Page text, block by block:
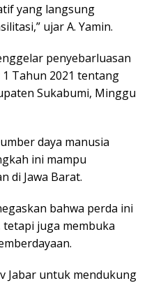
yang langsung
ujar A. Yamin.
penyebarluasan
Tahun 2021 tentang
Sukabumi, Minggu
daya manusia
ini mampu
di Jawa Barat.
bahwa perda ini
juga membuka
Jabar untuk mendukung